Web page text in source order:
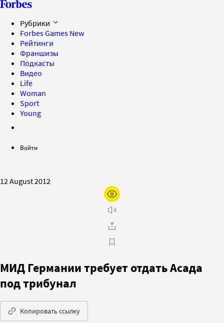
Рубрики
Forbes Games New
Рейтинги
Франшизы
Подкасты
Видео
Life
Woman
Sport
Young
Войти
12 August 2012
МИД Германии требует отдать Асада
под трибунал
Копировать ссылку